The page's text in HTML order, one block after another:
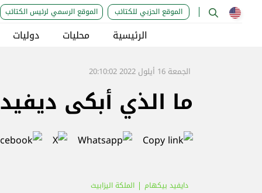
الموقع الحزبي للكتائب الموقع الرسمي لرئيس الكتائب
الرئيسية محليات دوليات
الجمعة 16 أيلول 2022 20:10:02
ما الذي أبكى
دايفيد بيكهام الملكة اليزابيث